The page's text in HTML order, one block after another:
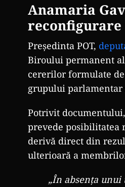
Anamaria
reconfigurare
Președinta POT,
Biroului permanent
cererilor formulate
grupului
Potrivit
prevede posibilitatea
derivă direct din
ulterioară a
„În absența